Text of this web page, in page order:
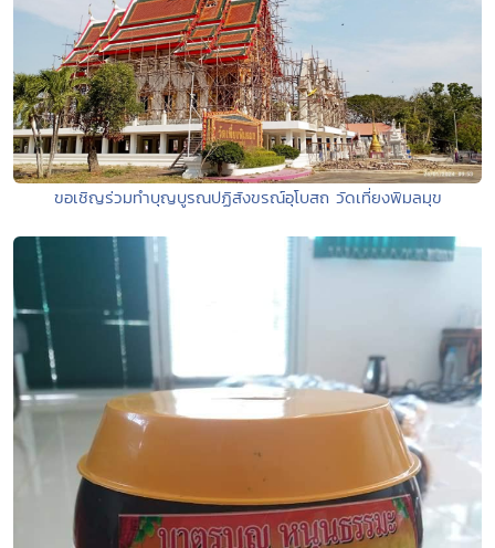
ขอเชิญร่วมทำบุญบูรณปฏิสังขรณ์อุโบสถ วัดเที่ยงพิมลมุข